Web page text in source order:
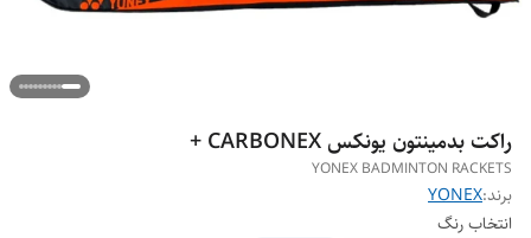
راکت بدمینتون یونکس CARBONEX +
YONEX BADMINTON RACKETS
برند:YONEX
انتخاب رنگ